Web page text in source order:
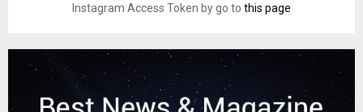
Instagram Access Token by go to this page